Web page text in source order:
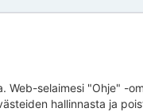
selaimesi "Ohje" -
hallinnasta ja